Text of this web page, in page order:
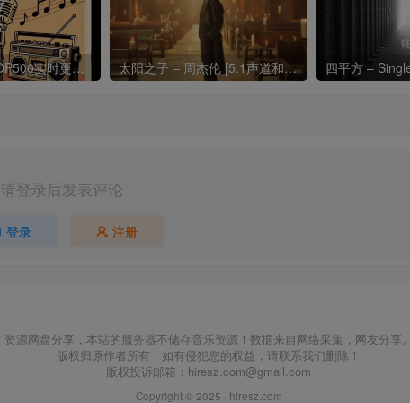
热门流行歌曲TOP500实时更新192khz/24bit【母带音质】 太阳之子 – 周杰伦 [5.1声道和192k母带] 四平方 –
请登录后发表评论
登录 注册
资源网盘分享，本站的服务器不储存音乐资源！数据来自网络采集，网友分享。
版权归原作者所有，如有侵犯您的权益，请联系我们删除！
版权投诉邮箱： hiresz.com@gmail.com
Copyright © 2025 · hiresz.com